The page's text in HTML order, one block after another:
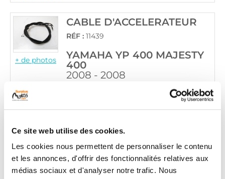
Ce site web utilise des cookies.
Les cookies nous permettent de personnaliser le contenu
et les annonces, d'offrir des fonctionnalités relatives aux
médias sociaux et d'analyser notre trafic. Nous
+ de photos
CABLE D'ACCELERATEUR
RÉF : 11439
YAMAHA YP 400 MAJESTY
400
2008 - 2008
en stock
CABLE D'ACCELERATEUR